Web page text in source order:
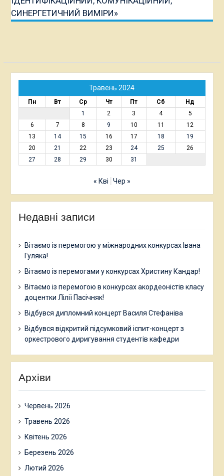
СИНЕРГЕТИЧНИЙ ВИМІРИ»
Травень 2024
Пн Вт Ср Чт Пт Сб
Нд
1
2 3 4
5
6
7 8 9 10 11
12
13
14 15 16 17 18
19
20
21 22 23 24 25
26
27
28 29 30 31
« Кві Чер »
Недавні записи
Вітаємо із перемогою у міжнародних конкурсах Івана
Гуляка!
Вітаємо із перемогами у конкурсах Христину Кандар!
Вітаємо із перемогою в конкурсах акордеоністів класу
доцентки Лілії Пасічняк!
Відбувся дипломний концерт Василя Стефаніва
Відбувся відкритий підсумковий іспит-концерт з
оркестрового диригування студентів кафедри
Архіви
Червень 2026
Травень 2026
Квітень 2026
Березень 2026
Лютий 2026